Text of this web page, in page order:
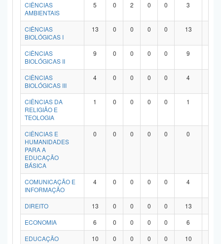
CIÊNCIAS
AMBIENTAIS
5 0 2 0 0 3
CIÊNCIAS
BIOLÓGICAS I
13 0 0 0 0 13
CIÊNCIAS
BIOLÓGICAS II
9 0 0 0 0 9
CIÊNCIAS
BIOLÓGICAS III
4 0 0 0 0 4
CIÊNCIAS DA
RELIGIÃO E
TEOLOGIA
1 0 0 0 0 1
CIÊNCIAS E
HUMANIDADES
PARA A
EDUCAÇÃO
BÁSICA
0 0 0 0 0 0
COMUNICAÇÃO E
INFORMAÇÃO
4 0 0 0 0 4
DIREITO 13 0 0 0 0 13
ECONOMIA
6 0 0 0 0 6
EDUCAÇÃO
10 0 0 0 0 10